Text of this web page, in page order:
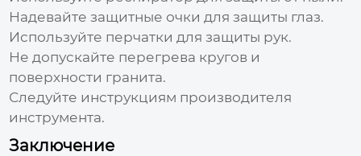
Надевайте защитные очки для защиты глаз.
Используйте перчатки для защиты рук.
Не допускайте перегрева кругов и
поверхности гранита.
Следуйте инструкциям производителя
инструмента.
Заключение